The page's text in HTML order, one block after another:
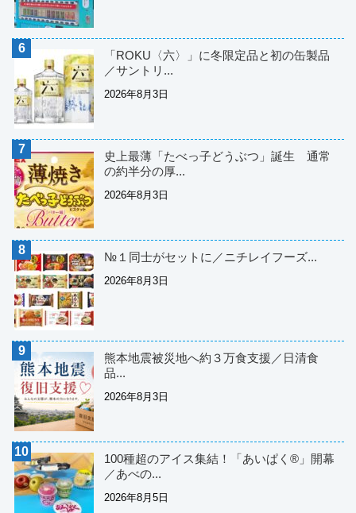
「ROKU〈六〉」に冬限定品と初の缶製品
／サントリ...
2026年8月3日
史上最薄「たべっ子どうぶつ」誕生 通常
の約半分の厚...
2026年8月3日
№１同士がセットに／ニチレイフーズ...
2026年8月3日
熊本地震被災地へ約３万食支援／日清食
品...
2026年8月3日
100種超のアイス集結！「あいぱく®」開幕
／あべの...
2026年8月5日